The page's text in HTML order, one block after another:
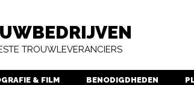
TROUWLEVERANCIERS
& FILM BENODIGDHEDEN